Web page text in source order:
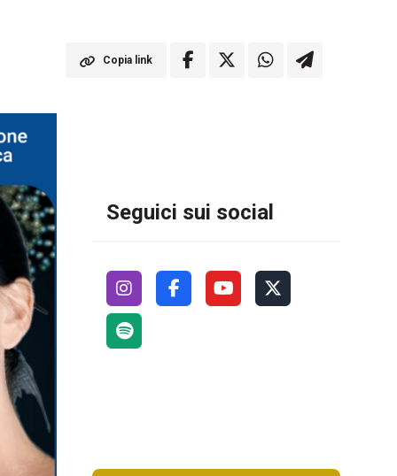
Copia link
Seguici sui social